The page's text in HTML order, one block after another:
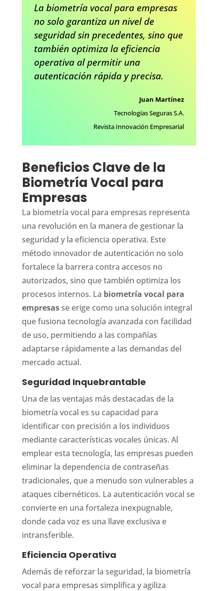
La biometría vocal para empresas
no solo garantiza un nivel de
seguridad sin precedentes, sino que
también optimiza la eficiencia
operativa al permitir una
autenticación rápida y precisa.
Juan Martínez
Tecnologías Seguras S.A.
Revista Innovación Empresarial
Beneficios Clave de la
Biometría Vocal para
Empresas
La biometría vocal para empresas representa
una revolución en la manera de gestionar la
seguridad y la eficiencia operativa. Este
método innovador de autenticación no solo
fortalece la barrera contra accesos no
autorizados, sino que también optimiza los
procesos internos. La biometría vocal para
empresasse erige como una solución integral
que fusiona tecnología avanzada con facilidad
de uso, permitiendo a las compañías
adaptarse rápidamente a las demandas del
mercado actual.
Seguridad Inquebrantable
Una de las ventajas más destacadas de la
biometría vocal es su capacidad para
identificar con precisión a los individuos
mediante características vocales únicas. Al
emplear esta tecnología, las empresas pueden
eliminar la dependencia de contraseñas
tradicionales, que a menudo son vulnerables a
ataques cibernéticos. La autenticación vocal se
convierte en una fortaleza inexpugnable,
donde cada voz es una llave exclusiva e
intransferible.
Eficiencia Operativa
Además de reforzar la seguridad, la biometría
vocal para empresas simplifica y agiliza